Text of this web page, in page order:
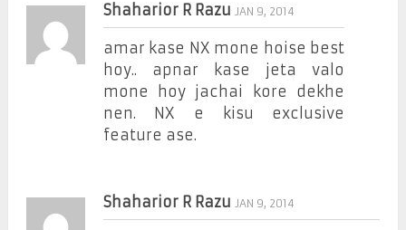
Shaharior R Razu JAN 9, 2014
amar kase NX mone hoise best
hoy.. apnar kase jeta valo
mone hoy jachai kore dekhe
nen. NX e kisu exclusive
feature ase.
Shaharior R Razu JAN 9, 2014